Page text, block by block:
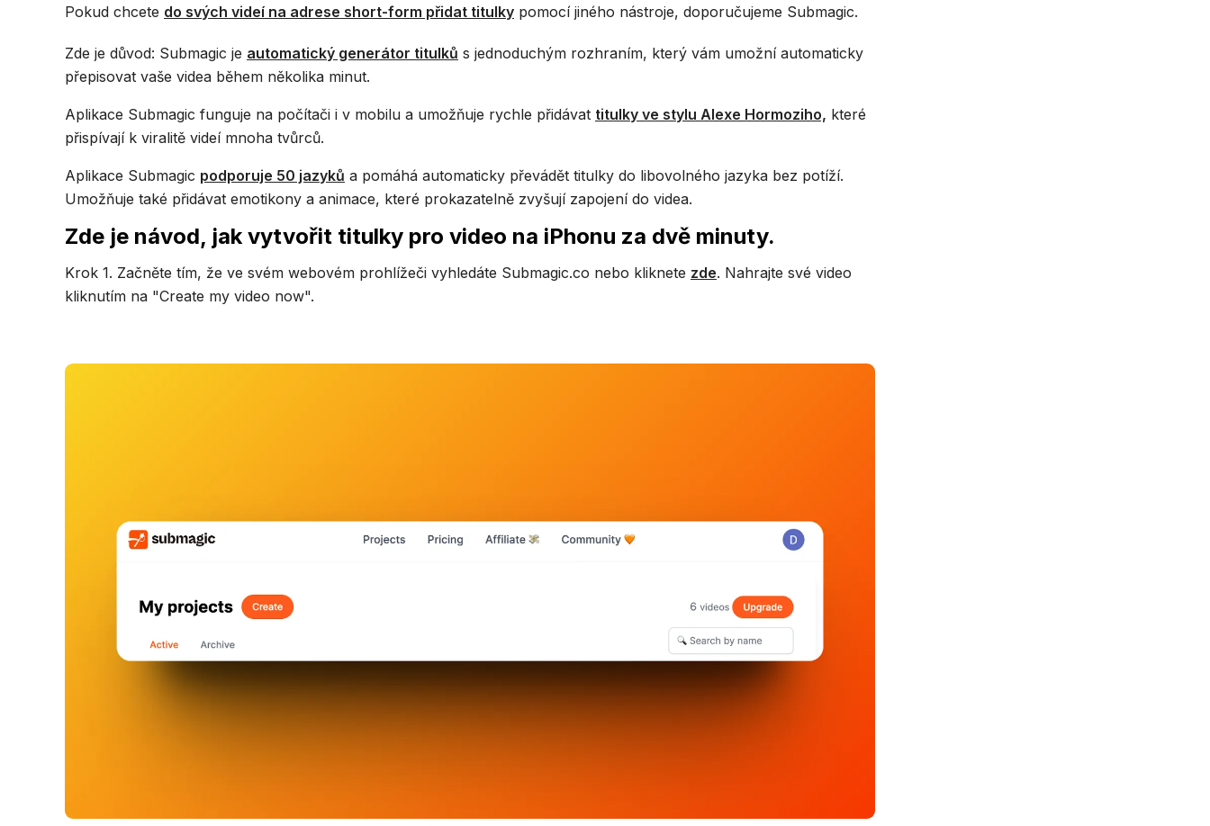
Pokud chcete do svých videí na adrese short-form přidat titulky pomocí jiného nástroje, doporučujeme Submagic.
Zde je důvod: Submagic je automatický generátor titulků s jednoduchým rozhraním, který vám umožní automaticky
přepisovat vaše videa během několika minut.
Aplikace Submagic funguje na počítači i v mobilu a umožňuje rychle přidávat titulky ve stylu Alexe Hormoziho, které
přispívají k viralitě videí mnoha tvůrců.
Aplikace Submagic podporuje 50 jazyků a pomáhá automaticky převádět titulky do libovolného jazyka bez potíží.
Umožňuje také přidávat emotikony a animace, které prokazatelně zvyšují zapojení do videa.
Zde je návod, jak vytvořit titulky pro video na iPhonu za dvě minuty.
Krok 1. Začněte tím, že ve svém webovém prohlížeči vyhledáte Submagic.co nebo kliknete zde. Nahrajte své video
kliknutím na "Create my video now".